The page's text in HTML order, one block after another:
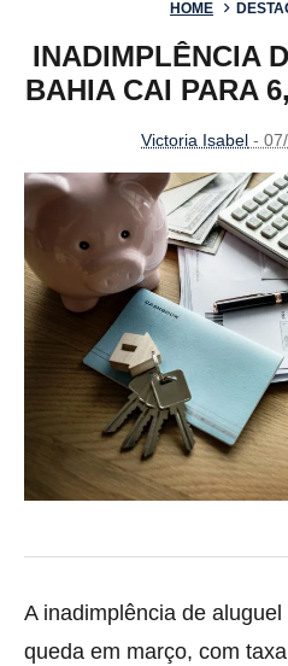
HOME
INADIMPLÊNCIA
BAHIA CAI PARA
Victoria Isabel -
A inadimplência de
queda em março, com